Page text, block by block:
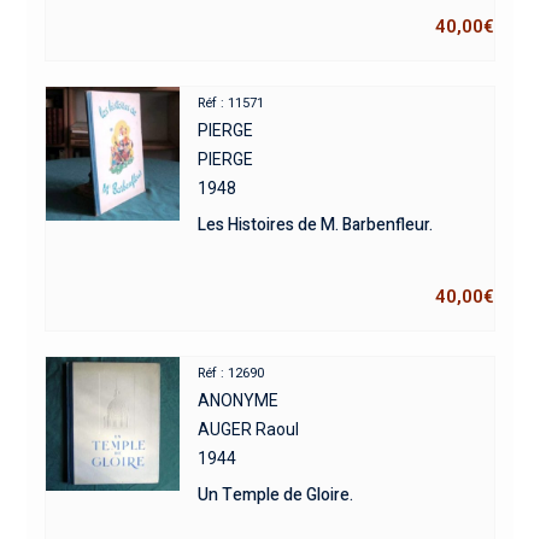
40,00€
Réf : 11571
PIERGE
PIERGE
1948
Les Histoires de M. Barbenfleur.
40,00€
Réf : 12690
ANONYME
AUGER Raoul
1944
Un Temple de Gloire.